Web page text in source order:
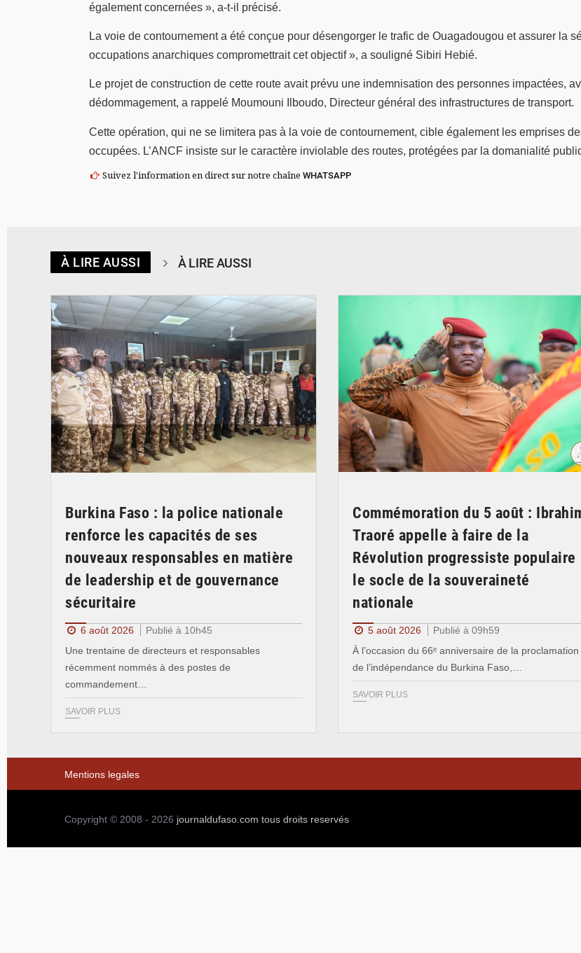
également concernées », a-t-il précisé.
La voie de contournement a été conçue pour désengorger le trafic de Ouagadougou et assurer la
occupations anarchiques compromettrait cet objectif », a souligné Sibiri Hebié.
Le projet de construction de cette route avait prévu une indemnisation des personnes impactées,
dédommagement, a rappelé Moumouni Ilboudo, Directeur général des infrastructures de transport.
Cette opération, qui ne se limitera pas à la voie de contournement, cible également les emprises
occupées. L’ANCF insiste sur le caractère inviolable des routes, protégées par la domanialité
Suivez l'information en direct sur notre chaîneWHATSAPP
À LIRE AUSSI À LIRE AUSSI
Burkina Faso : la police nationale
renforce les capacités de ses
nouveaux responsables en matière
de leadership et de gouvernance
sécuritaire
6 août 2026
Publié à 10h45
Une trentaine de directeurs et responsables
récemment nommés à des postes de
commandement…
SAVOIR PLUS
Commémoration du 5 août :
Traoré appelle à faire de la
Révolution progressiste populaire
le socle de la souveraineté
nationale
5 août 2026
Publié à 09h59
À l’occasion du 66ᵉ anniversaire de la proclamation
de l’indépendance du Burkina Faso,…
SAVOIR PLUS
Mentions legales
Copyright © 2008 - 2026 journaldufaso.com tous droits reservés